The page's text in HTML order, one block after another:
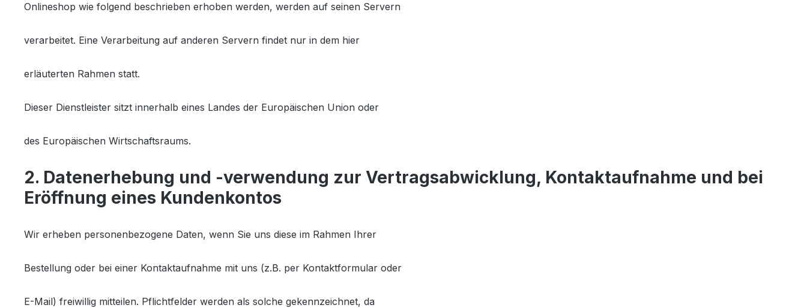
Onlineshop wie folgend beschrieben erhoben werden, werden auf seinen Servern
verarbeitet. Eine Verarbeitung auf anderen Servern findet nur in dem hier
erläuterten Rahmen statt.
Dieser Dienstleister sitzt innerhalb eines Landes der Europäischen Union oder
des Europäischen Wirtschaftsraums.
2. Datenerhebung und -verwendung zur Vertragsabwicklung, Kontaktaufnahme und bei
Eröffnung eines Kundenkontos
Wir erheben personenbezogene Daten, wenn Sie uns diese im Rahmen Ihrer
Bestellung oder bei einer Kontaktaufnahme mit uns (z.B. per Kontaktformular oder
E-Mail) freiwillig mitteilen. Pflichtfelder werden als solche gekennzeichnet, da